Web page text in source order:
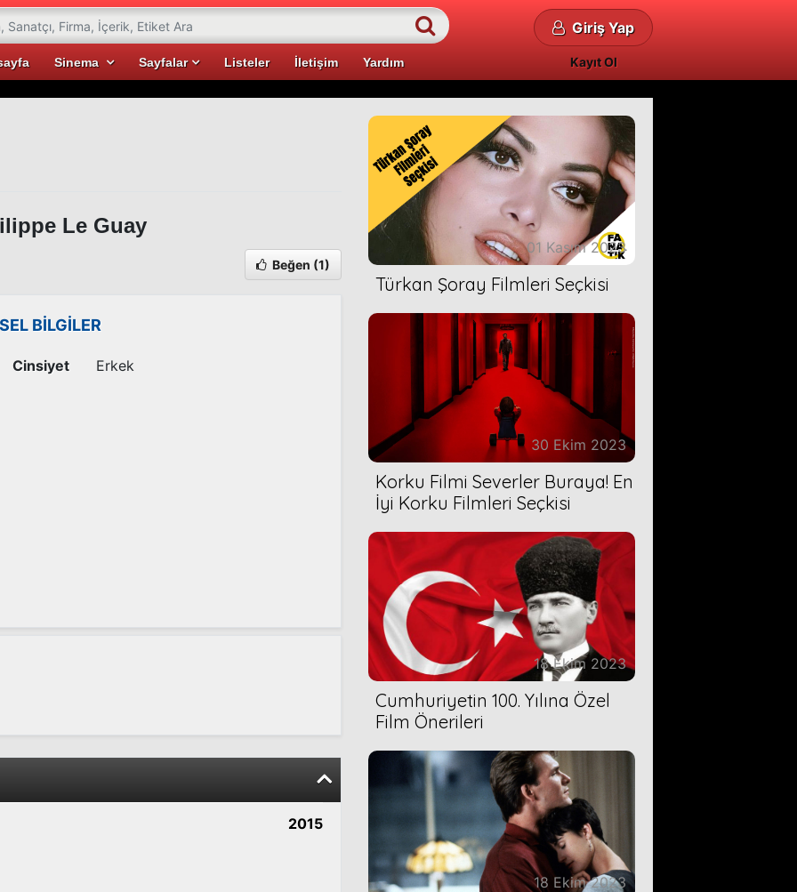
Sinema Sayfalar Listeler İletişim Yardım
Giriş Yap
Kayıt Ol
Le Guay
Beğen (1)
BİLGİLER
Cinsiyet Erkek
2015
01 Kasım 2023
Türkan Şoray Filmleri Seçkisi
30 Ekim 2023
Korku Filmi Severler Buraya! En
İyi Korku Filmleri Seçkisi
18 Ekim 2023
Cumhuriyetin 100. Yılına Özel
Film Önerileri
18 Ekim 2023